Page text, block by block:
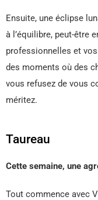
Ensuite, une éclipse
à l’équilibre, peut-être
professionnelles et
des moments où des
vous refusez de vous
méritez.
Taureau
Cette semaine, une
Tout commence avec